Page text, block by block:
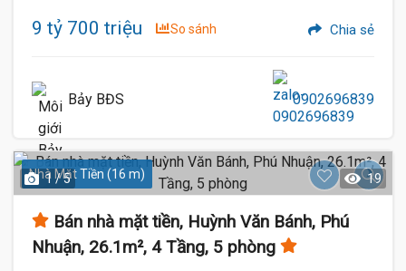
9 tỷ 700 triệu So sánh Chia sẻ
Bảy BĐS 0902696839
Nhà Mặt Tiền (16 m)
1 / 5 19
Bán nhà mặt tiền, Huỳnh Văn Bánh, Phú
Nhuận, 26.1m², 4 Tầng, 5 phòng